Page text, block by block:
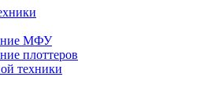
МФУ
плоттеров
техники